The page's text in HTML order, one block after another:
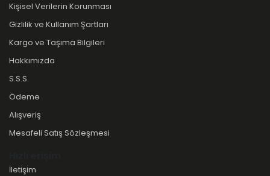
Kişisel Verilerin Korunması
Gizlilik ve Kullanım Şartları
Kargo ve Taşıma Bilgileri
Hakkımızda
S.S.S.
Ödeme
Alışveriş
Mesafeli Satış Sözleşmesi
İletişim